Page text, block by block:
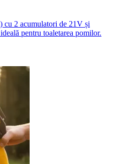
2 acumulatori de 21V și
pentru toaletarea pomilor.